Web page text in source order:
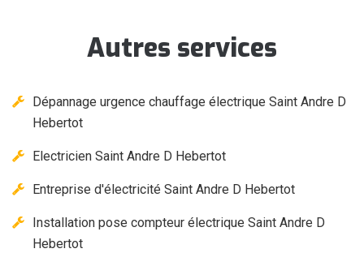
Autres services
Dépannage urgence chauffage électrique Saint Andre D
Hebertot
Electricien Saint Andre D Hebertot
Entreprise d'électricité Saint Andre D Hebertot
Installation pose compteur électrique Saint Andre D
Hebertot